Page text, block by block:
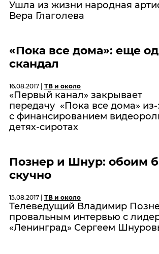
Ушла из жизни народная
Вера Глаголева
«Пока все дома»: еще
скандал
16.08.2017 | ТВ и около
«Первый канал» закрывает
передачу «Пока все дома»
с финансированием
детях-сиротах
Познер и Шнур: обоим
скучно
15.08.2017 | ТВ и около
Телеведущий Владимир
провальным интервью с
«Ленинград» Сергеем